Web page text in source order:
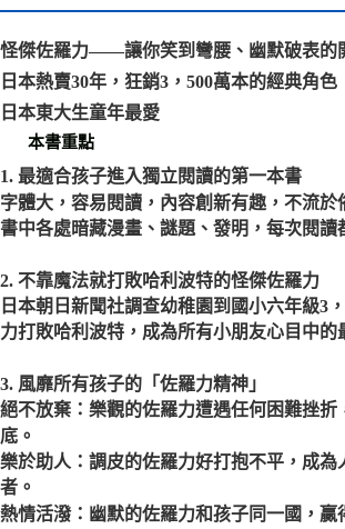
數位商品海外免運
怪傑佐羅力——讓你笑到彎腰、幽默破表的
日本熱賣30年，狂銷3，500萬本的經典角色
日本東大生童年最愛
本書重點
1. 最適合孩子進入獨立閱讀的第一本書
字體大，容易閱讀，內容創新有趣，不流於
書中各處暗藏漫畫、謎題、發明，每次閱讀
2. 不靠魔法就打敗哈利波特的怪傑佐羅力
日本朝日新聞社調查幼稚園到國小六年級3
力打敗哈利波特，成為所有小朋友心目中的
3. 風靡所有孩子的「佐羅力精神」
絕不放棄：樂觀的佐羅力遭遇任何困難挫折
底。
樂於助人：調皮的佐羅力好打抱不平，成為
者。
熱情活潑：幽默的佐羅力和孩子同一國，贏